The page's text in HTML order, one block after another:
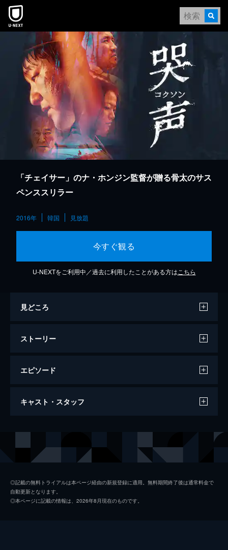
本文へスキップ
「チェイサー」のナ・ホンジン監督が贈る骨太のサス
ペンススリラー
2016年 韓国 見放題
今すぐ観る
U-NEXTをご利用中／過去に利用したことがある方は こちら
見どころ
ストーリー
エピソード
哭声／コクソン
キャスト・スタッフ
祈祷師イルグァン ファン・ジョンミン
◎記載の無料トライアルは本ページ経由の新規登録に適用。無料期間終了後は通常料金で
自動更新となります。
◎本ページに記載の情報は、2026年8月現在のものです。